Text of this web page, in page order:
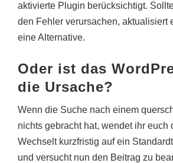
aktivierte Plugin berücksichtigt.
den Fehler verursachen, aktualisiert
eine Alternative.
Oder ist das
die Ursache?
Wenn die Suche nach einem
nichts gebracht hat, wendet ihr euch
Wechselt kurzfristig auf ein
und versucht nun den Beitrag zu